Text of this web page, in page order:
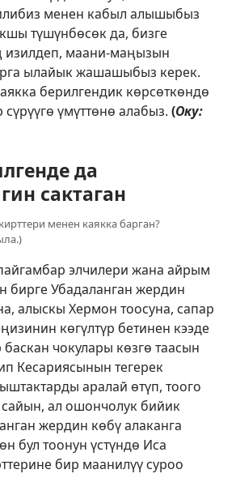
менен кабыл алышыбыз
түшүнбөсөк да, бизге
изилдеп, маани-маңызын
ылайык жашашыбыз керек.
берилгендик көрсөткөндө
сүрүүгө үмүттөнө алабыз. (Оку:
да
сактаган
менен каякка барган?
элчилери жана айрым
бирге Убадаланган жердин
алыскы Хермон тоосуна, сапар
көгүлтүр бетинен кээде
чокулары көзгө таасын
Кесариясынын тегерек
аралай өтүп, тоого
ал ошончолук бийик
жердин көбү алаканга
бул тоонун үстүндө Иса
бир маанилүү суроо